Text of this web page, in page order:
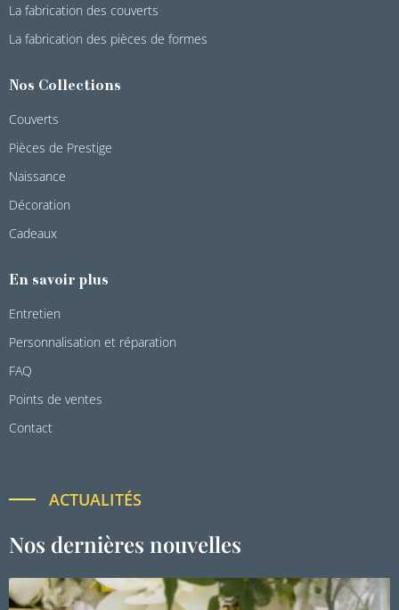
La fabrication des couverts
La fabrication des pièces de formes
Nos Collections
Couverts
Pièces de Prestige
Naissance
Décoration
Cadeaux
En savoir plus
Entretien
Personnalisation et réparation
FAQ
Points de ventes
Contact
ACTUALITÉS
Nos dernières nouvelles